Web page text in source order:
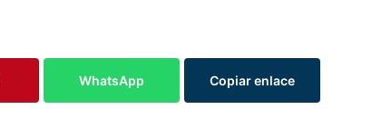
WhatsApp Copiar enlace